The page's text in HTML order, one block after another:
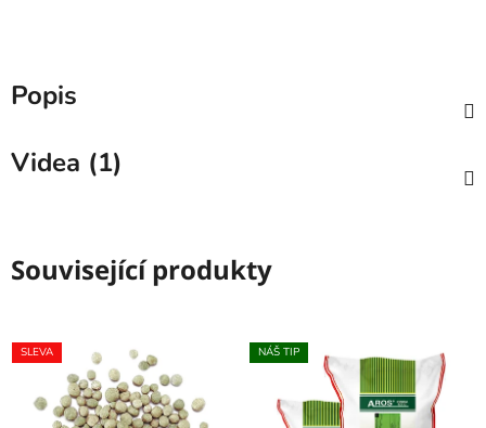
Popis
Videa (1)
Související produkty
SLEVA NÁŠ TIP